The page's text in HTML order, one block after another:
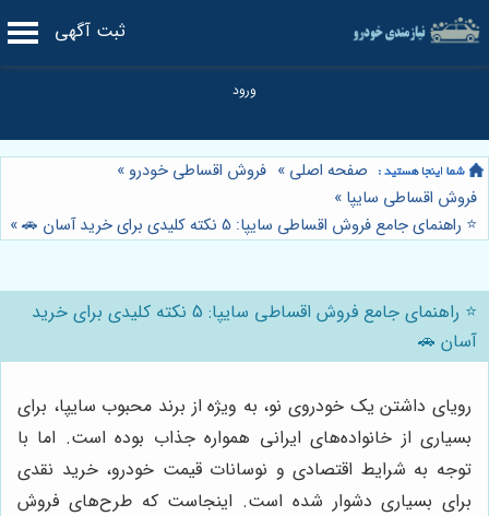
ثبت آگهی
صفحه اصلی » فروش اقساطی خودرو »
فروش اقساطی سایپا »
⭐️ راهنمای جامع فروش اقساطی سایپا: 5 نکته کلیدی برای خرید آسان 🚗
»
⭐️ راهنمای جامع فروش اقساطی سایپا: 5 نکته کلیدی برای خرید
آسان 🚗
رویای داشتن یک خودروی نو، به ویژه از برند محبوب سایپا، برای
بسیاری از خانواده‌های ایرانی همواره جذاب بوده است. اما با
توجه به شرایط اقتصادی و نوسانات قیمت خودرو، خرید نقدی
برای بسیاری دشوار شده است. اینجاست که طرح‌های فروش